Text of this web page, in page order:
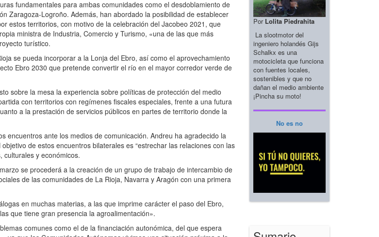
fundamentales para ambas comunidades como el desdoblamiento de
Zaragoza-Logroño. Además, han abordado la posibilidad de establecer
estos territorios, con motivo de la celebración del Jacobeo 2021, que
ministra de Industria, Comercio y Turismo, «una de las que más
turístico.
se pueda incorporar a la Lonja del Ebro, así como el aprovechamiento
Ebro 2030 que pretende convertir el río en el mayor corredor verde de
sobre la mesa la experiencia sobre políticas de protección del medio
con territorios con regímenes fiscales especiales, frente a una futura
a la prestación de servicios públicos en partes de territorio donde la
encuentros ante los medios de comunicación. Andreu ha agradecido la
de estos encuentros bilaterales es “estrechar las relaciones con las
culturales y económicos.
se procederá a la creación de un grupo de trabajo de intercambio de
de las comunidades de La Rioja, Navarra y Aragón con una primera
en muchas materias, a las que imprime carácter el paso del Ebro,
que tiene gran presencia la agroalimentación».
comunes como el de la financiación autonómica, del que espera
Por Lolita Piedrahita
La slootmotor del
ingeniero holandés Gijs
Schalkx es una
motocicleta que funciona
con fuentes locales,
sostenibles y que no
dañan el medio ambiente
¡Pincha su moto!
No es no